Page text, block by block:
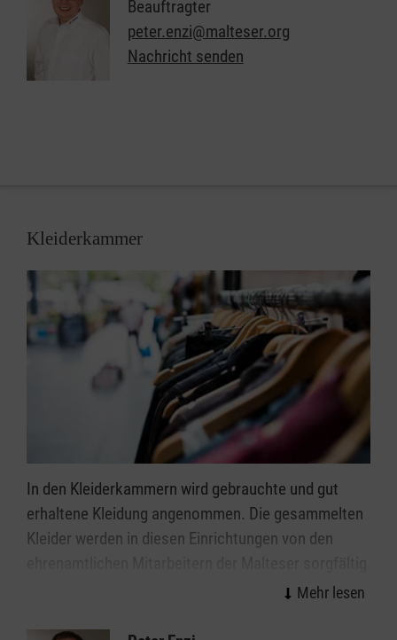
Was benötige ich für die Anmeldung?
Bescheid ALG, Wohngeld oder Kinderzuschlag,
Personalausweis, ggf. Selbstauskunft zum
Beauftragter
peter.enzi@malteser.org
Nachricht senden
Kleiderkammer
In den Kleiderkammern wird gebrauchte und gut
erhaltene Kleidung angenommen. Die gesammelten
Kleider werden in diesen Einrichtungen von den